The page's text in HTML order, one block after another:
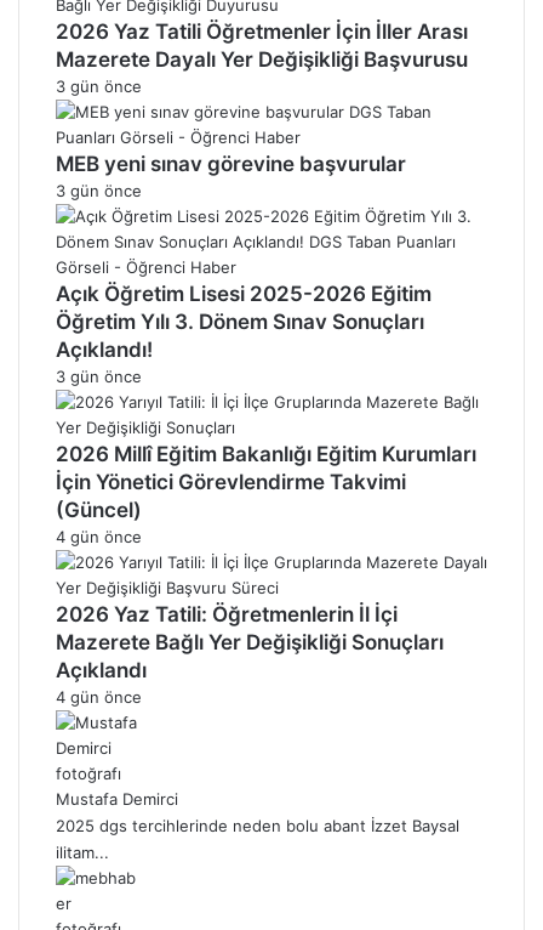
2026 Yaz Tatili Öğretmenler İçin İller Arası
Mazerete Dayalı Yer Değişikliği Başvurusu
3 gün önce
MEB yeni sınav görevine başvurular
3 gün önce
Açık Öğretim Lisesi 2025-2026 Eğitim
Öğretim Yılı 3. Dönem Sınav Sonuçları
Açıklandı!
3 gün önce
2026 Millî Eğitim Bakanlığı Eğitim Kurumları
İçin Yönetici Görevlendirme Takvimi
(Güncel)
4 gün önce
2026 Yaz Tatili: Öğretmenlerin İl İçi
Mazerete Bağlı Yer Değişikliği Sonuçları
Açıklandı
4 gün önce
Mustafa Demirci
2025 dgs tercihlerinde neden bolu abant İzzet Baysal
ilitam...